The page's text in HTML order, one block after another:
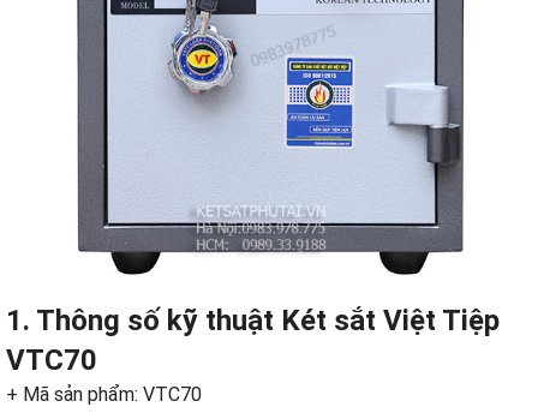
1. Thông số kỹ thuật Két sắt Việt Tiệp
VTC70
+ Mã sản phẩm: VTC70